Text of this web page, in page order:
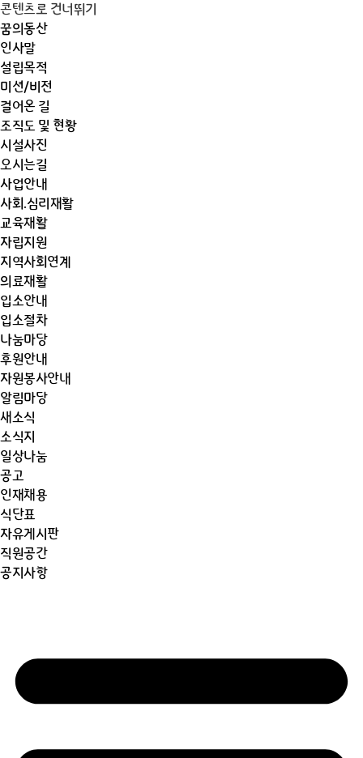
콘텐츠로 건너뛰기
꿈의동산
인사말
설립목적
미션/비전
걸어온 길
조직도 및 현황
시설사진
오시는길
사업안내
사회.심리재활
교육재활
자립지원
지역사회연계
의료재활
입소안내
입소절차
나눔마당
후원안내
자원봉사안내
알림마당
새소식
소식지
일상나눔
공고
인재채용
식단표
자유게시판
직원공간
공지사항